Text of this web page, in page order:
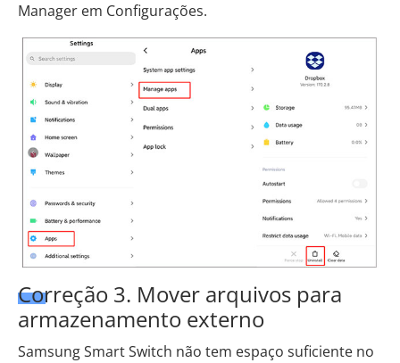
Manager em Configurações.
Correção 3. Mover arquivos para
armazenamento externo
Samsung Smart Switch não tem espaço suficiente no